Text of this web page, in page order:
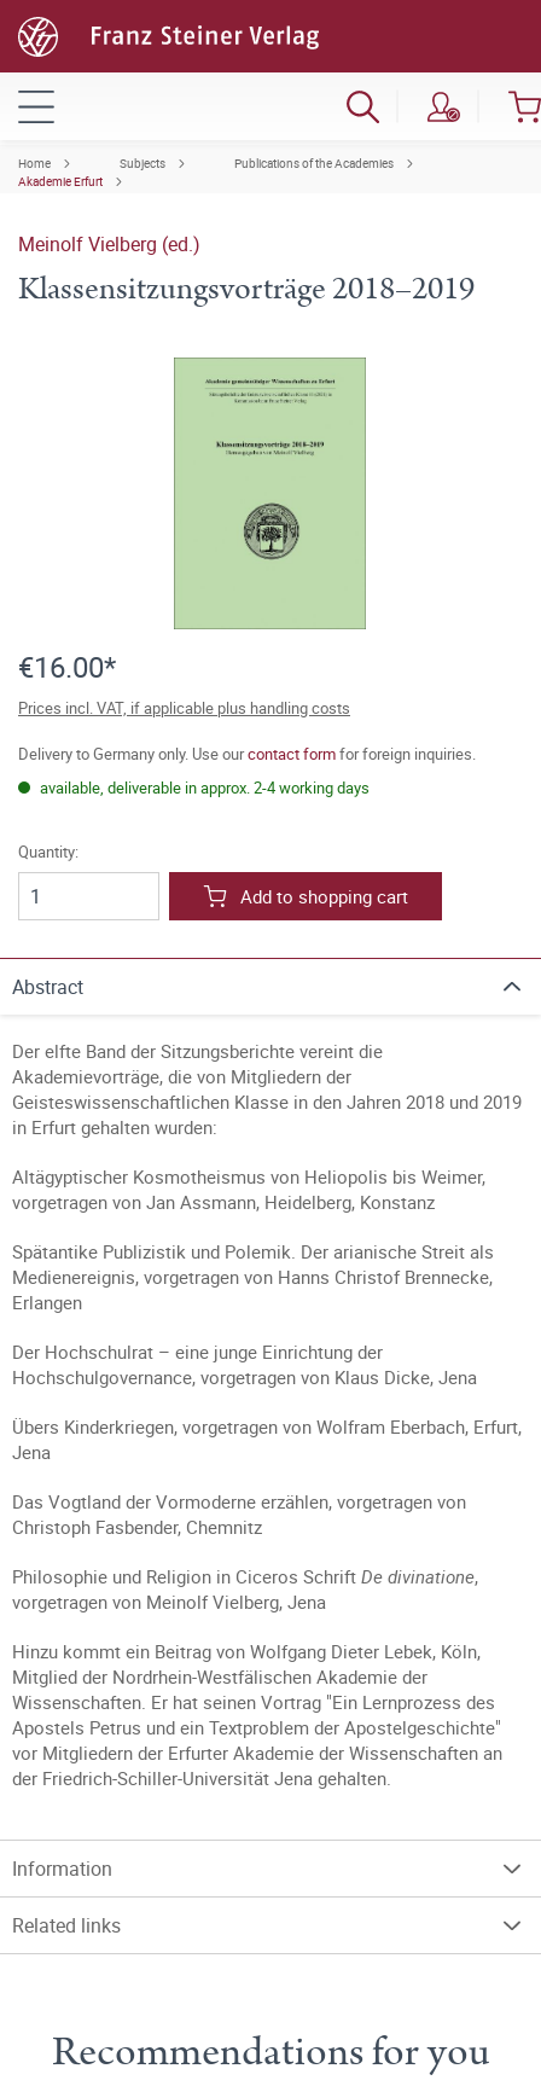
Home Subjects
Publications of the Academies
Akademie Erfurt
Meinolf Vielberg (ed.)
Klassensitzungsvorträge 2018–2019
€16.00*
Prices incl. VAT, if applicable plus handling costs
Delivery to Germany only. Use ourcontact formfor foreign inquiries.
available, deliverable in approx. 2-4 working days
Quantity:
Add to shopping cart
Abstract
Der elfte Band der Sitzungsberichte vereint die
Akademievorträge, die von Mitgliedern der
Geisteswissenschaftlichen Klasse in den Jahren 2018 und 2019
in Erfurt gehalten wurden:
Altägyptischer Kosmotheismus von Heliopolis bis Weimer,
vorgetragen von Jan Assmann, Heidelberg, Konstanz
Spätantike Publizistik und Polemik. Der arianische Streit als
Medienereignis, vorgetragen von Hanns Christof Brennecke,
Erlangen
Der Hochschulrat – eine junge Einrichtung der
Hochschulgovernance, vorgetragen von Klaus Dicke, Jena
Übers Kinderkriegen, vorgetragen von Wolfram Eberbach, Erfurt,
Jena
Das Vogtland der Vormoderne erzählen, vorgetragen von
Christoph Fasbender, Chemnitz
Philosophie und Religion in Ciceros Schrift De divinatione,
vorgetragen von Meinolf Vielberg, Jena
Hinzu kommt ein Beitrag von Wolfgang Dieter Lebek, Köln,
Mitglied der Nordrhein-Westfälischen Akademie der
Wissenschaften. Er hat seinen Vortrag "Ein Lernprozess des
Apostels Petrus und ein Textproblem der Apostelgeschichte"
vor Mitgliedern der Erfurter Akademie der Wissenschaften an
der Friedrich-Schiller-Universität Jena gehalten.
Information
Related links
Recommendations for you